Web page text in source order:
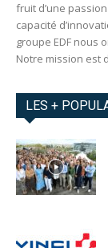
fruit d’une
capacité
groupe EDF nous
Notre mission est
LES +